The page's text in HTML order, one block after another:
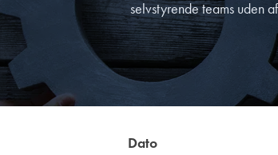
selvstyrende teams uden
Dato